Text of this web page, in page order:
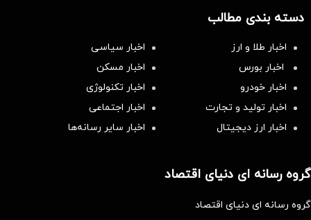
دسته بندی مطالب
اخبار طلا و ارز
اخبار سیاسی
اخبار بورس
اخبار مسکن
اخبار خودرو
اخبار تکنولوژی
اخبار تولید و تجارت
اخبار اجتماعی
اخبار ارز دیجیتال
اخبار سایر رسانه‌‌ها
گروه رسانه ای دنیای اقتصاد
گروه رسانه ای دنیای اقتصاد